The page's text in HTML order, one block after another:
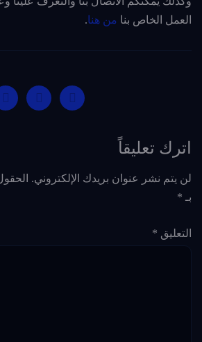
العمل الخاص بنا من هنا.
اترك تعليقاً
لن يتم نشر عنوان بريدك الإلكتروني.
بـ *
التعليق *